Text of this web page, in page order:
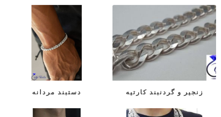
دستبند مردانه زنجیر و گردنبند کارتیه